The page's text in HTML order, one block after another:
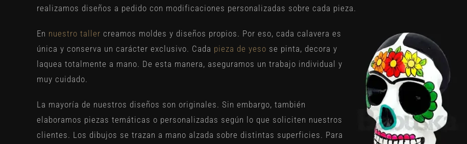
realizamos diseños a pedido con modificaciones personalizadas sobre cada pieza.
En nuestro taller creamos moldes y diseños propios. Por eso, cada calavera es
única y conserva un carácter exclusivo. Cada pieza de yeso se pinta, decora y
laquea totalmente a mano. De esta manera, aseguramos un trabajo individual y
muy cuidado.
La mayoría de nuestros diseños son originales. Sin embargo, también
elaboramos piezas temáticas o personalizadas según lo que soliciten nuestros
clientes. Los dibujos se trazan a mano alzada sobre distintas superficies. Para